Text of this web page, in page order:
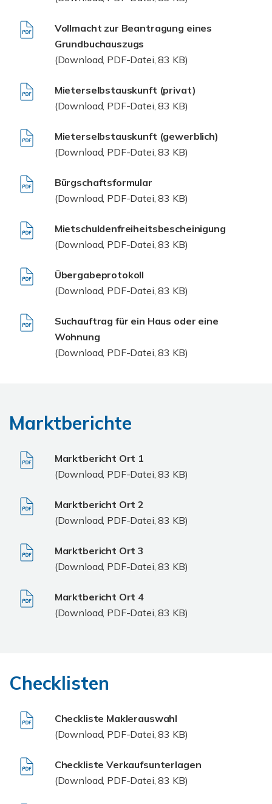
Vollmacht zur Beantragung eines
Grundbuchauszugs
(Download, PDF-Datei, 83 KB)
Mieterselbstauskunft (privat)
(Download, PDF-Datei, 83 KB)
Mieterselbstauskunft (gewerblich)
(Download, PDF-Datei, 83 KB)
Bürgschaftsformular
(Download, PDF-Datei, 83 KB)
Mietschuldenfreiheitsbescheinigung
(Download, PDF-Datei, 83 KB)
Übergabeprotokoll
(Download, PDF-Datei, 83 KB)
Suchauftrag für ein Haus oder eine
Wohnung
(Download, PDF-Datei, 83 KB)
Marktberichte
Marktbericht Ort 1
(Download, PDF-Datei, 83 KB)
Marktbericht Ort 2
(Download, PDF-Datei, 83 KB)
Marktbericht Ort 3
(Download, PDF-Datei, 83 KB)
Marktbericht Ort 4
(Download, PDF-Datei, 83 KB)
Checklisten
Checkliste Maklerauswahl
(Download, PDF-Datei, 83 KB)
Checkliste Verkaufsunterlagen
(Download, PDF-Datei, 83 KB)